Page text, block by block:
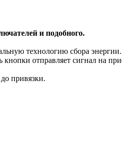
и подобного.
технологию сбора
кнопки отправляет сигнал на
привязки.